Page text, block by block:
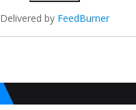
Delivered by FeedBurner